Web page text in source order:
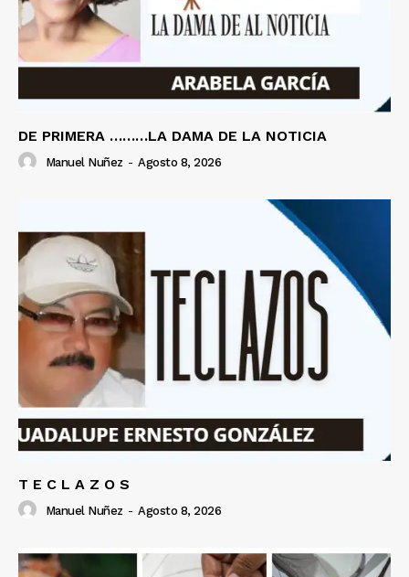
DE PRIMERA ………LA DAMA DE LA NOTICIA
Manuel Nuñez - Agosto 8, 2026
T E C L A Z O S
Manuel Nuñez - Agosto 8, 2026